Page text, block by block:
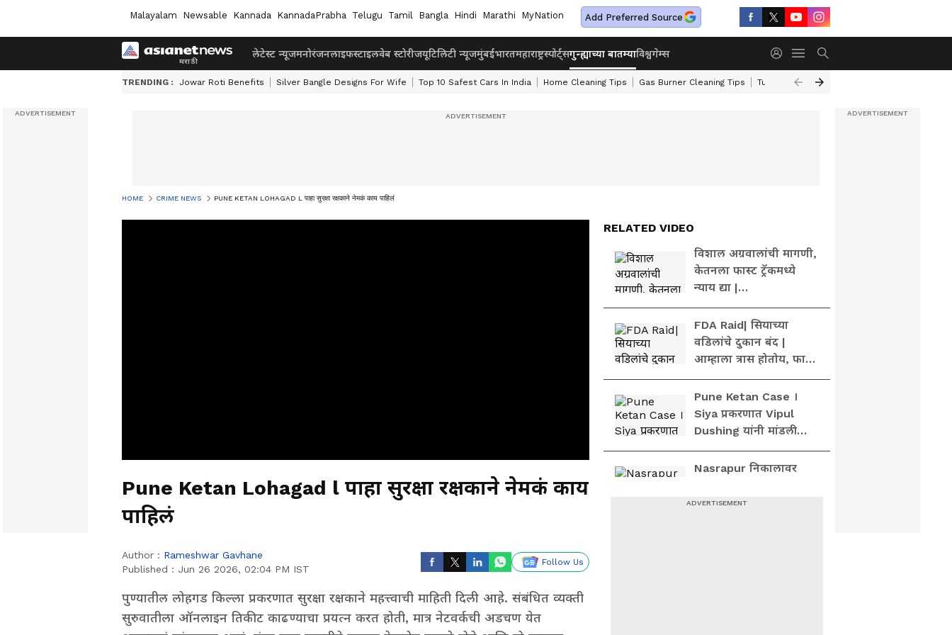
Malayalam Newsable Kannada KannadaPrabha Telugu Tamil Bangla Hindi Marathi MyNation Add Preferred Source
लेटेस्ट न्यूजमनोरंजनलाइफस्टाइलवेब स्टोरीजयूटिलिटी न्यूजमुंबईभारतमहाराष्ट्रस्पोर्ट्सगुन्ह्याच्या बातम्याविश्वगेम्स
TRENDING : Jowar Roti Benefits Silver Bangle Designs For Wife Top 10 Safest Cars In India Home Cleaning Tips Gas Burner Cleaning Tips Turmeric Face Packs
HOME CRIME NEWS PUNE KETAN LOHAGAD L पाहा सुरक्षा रक्षकाने नेमकं काय पाहिलं
Pune Ketan Lohagad l पाहा सुरक्षा रक्षकाने नेमकं काय
पाहिलं
Author : Rameshwar Gavhane
Published : Jun 26 2026, 02:04 PM IST
Follow Us
पुण्यातील लोहगड किल्ला प्रकरणात सुरक्षा रक्षकाने महत्त्वाची माहिती दिली आहे. संबंधित व्यक्ती
सुरुवातीला ऑनलाइन तिकीट काढण्याचा प्रयत्न करत होती, मात्र नेटवर्कची अडचण येत
RELATED VIDEO
विशाल अग्रवालांची मागणी,
केतनला फास्ट ट्रॅकमध्ये
न्याय द्या |
KetanAgarwal |
SiyaGoyal | PuneCase
FDA Raid| सियाच्या
वडिलांचे दुकान बंद |
आम्हाला त्रास होतोय, फाशी
दोषीला द्या | Ketan
agarwal case
Pune Ketan Case ।
Siya प्रकरणात Vipul
Dushing यांनी मांडली
बाजू | Hearing | Court
Nasrapur निकालावर
प्रतिक्रिया | POCSO |